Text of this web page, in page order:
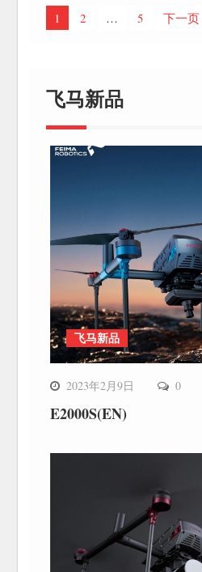
文
页
1 2 … 5 下一页
飞马新品
飞马新品
2023年2月9日 0
E2000S(EN)